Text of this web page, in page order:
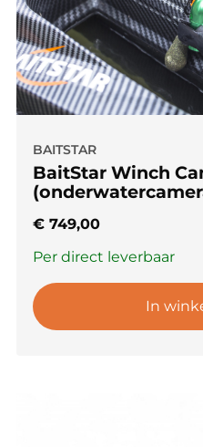
BAITSTAR
BaitStar Winch
€ 749,00
Per direct leverbaar
In